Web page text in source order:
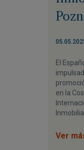
El
en la
Ver